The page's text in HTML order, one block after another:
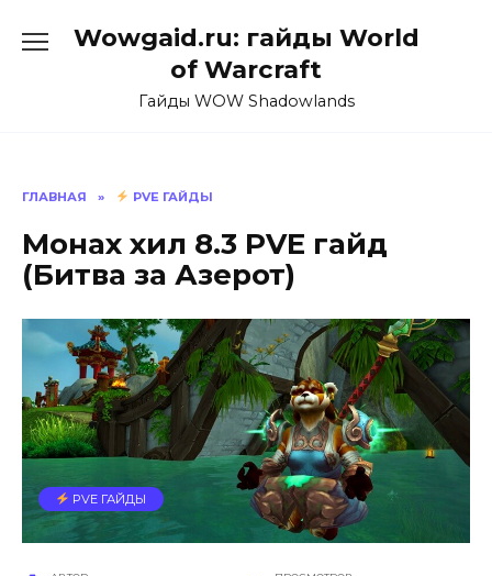
Wowgaid.ru: гайды World
of Warcraft
Гайды WOW Shadowlands
ГЛАВНАЯ » PVE ГАЙДЫ
Монах хил 8.3 PVE гайд
(Битва за Азерот)
PVE ГАЙДЫ